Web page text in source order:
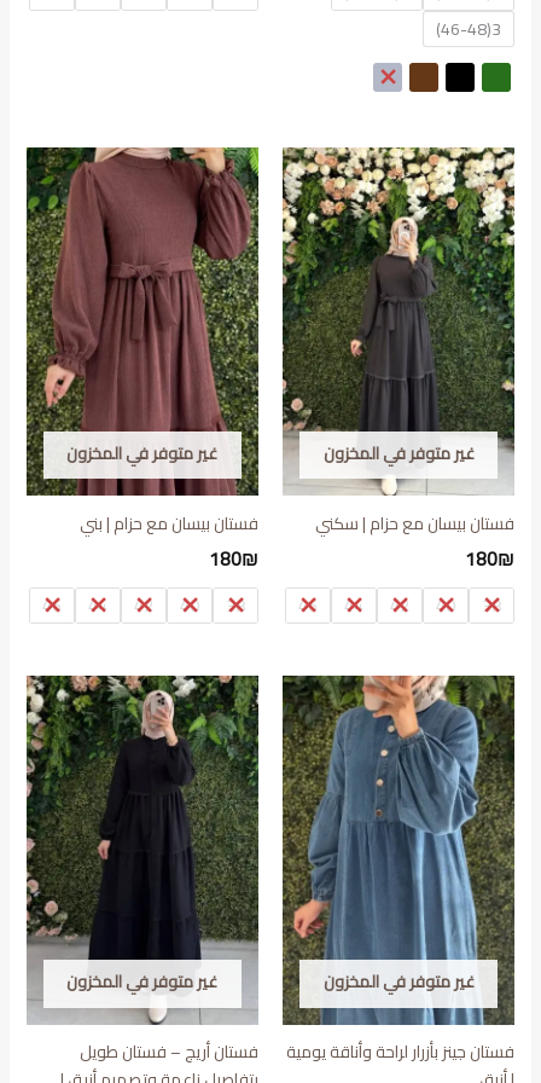
170₪.
119₪.
3(46-48)
غير متوفر في المخزون
فستان بيسان مع حزام | سكني
180₪
38
40
42
44
46
غير متوفر في المخزون
فستان بيسان مع حزام | بني
180₪
38
40
42
44
46
غير متوفر في المخزون
فستان جينز بأزرار لراحة وأناقة يومية
غير متوفر في المخزون
فستان أريج – فستان طويل